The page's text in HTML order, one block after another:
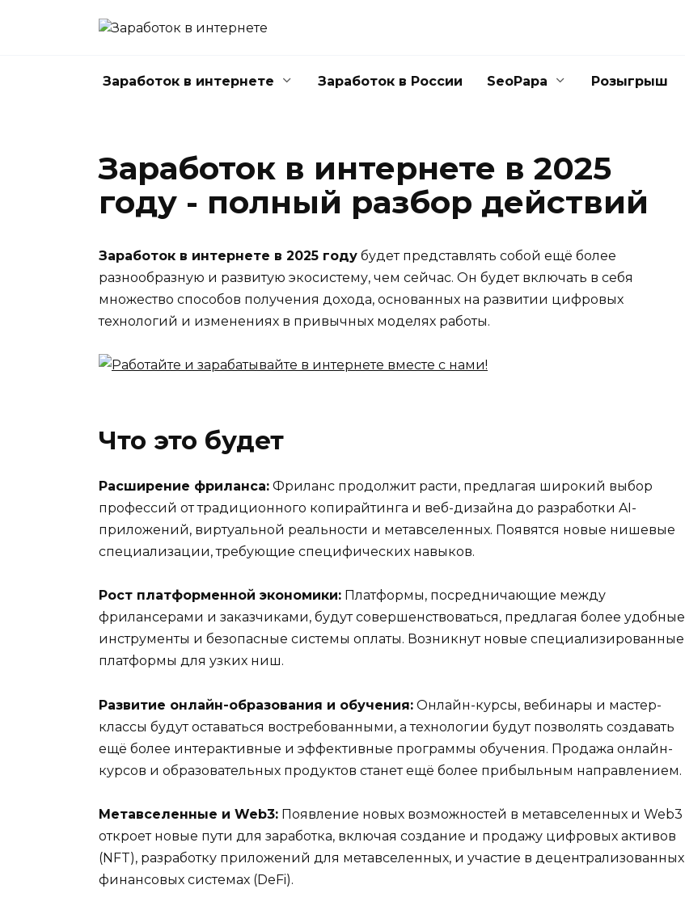
Заработок в интернете Заработок в России SeoPapa Розыгрыш
Заработок в интернете в 2025
году - полный разбор действий
Заработок в интернете в 2025 году будет представлять собой ещё более
разнообразную и развитую экосистему, чем сейчас. Он будет включать в себя
множество способов получения дохода, основанных на развитии цифровых
технологий и изменениях в привычных моделях работы.
Что это будет
Расширение фриланса: Фриланс продолжит расти, предлагая широкий выбор
профессий от традиционного копирайтинга и веб-дизайна до разработки AI-
приложений, виртуальной реальности и метавселенных. Появятся новые нишевые
специализации, требующие специфических навыков.
Рост платформенной экономики: Платформы, посредничающие между
фрилансерами и заказчиками, будут совершенствоваться, предлагая более удобные
инструменты и безопасные системы оплаты. Возникнут новые специализированные
платформы для узких ниш.
Развитие онлайн-образования и обучения: Онлайн-курсы, вебинары и мастер-
классы будут оставаться востребованными, а технологии будут позволять создавать
ещё более интерактивные и эффективные программы обучения. Продажа онлайн-
курсов и образовательных продуктов станет ещё более прибыльным направлением.
Метавселенные и Web3: Появление новых возможностей в метавселенных и Web3
откроет новые пути для заработка, включая создание и продажу цифровых активов
(NFT), разработку приложений для метавселенных, и участие в децентрализованных
финансовых системах (DeFi).